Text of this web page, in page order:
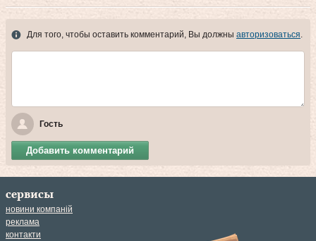
Для того, чтобы оставить комментарий, Вы должны авторизоваться.
Гость
Добавить комментарий
сервисы
новини компаній
реклама
контакти